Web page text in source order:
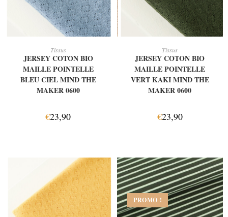
Tissus
JERSEY COTON BIO
MAILLE POINTELLE
BLEU CIEL MIND THE
MAKER 0600
€23,90
Tissus
JERSEY COTON BIO
MAILLE POINTELLE
VERT KAKI MIND THE
MAKER 0600
€23,90
PROMO !